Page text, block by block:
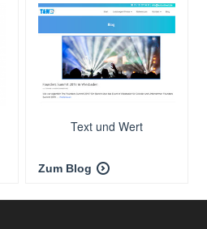
Text und Wert
Zum Blog